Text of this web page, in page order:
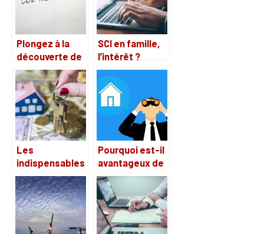
Plongez à la
découverte de
l’entreprise
Edifea, qui
annonce
également un
recrutement
SCI en famille,
l’intérêt ?
Les
indispensables
d’une agence
immobilière.
Pourquoi est-il
avantageux de
suivre les
annonces
publiées par
une société
immobilière ?